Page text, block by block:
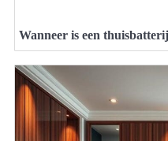
Wanneer is een